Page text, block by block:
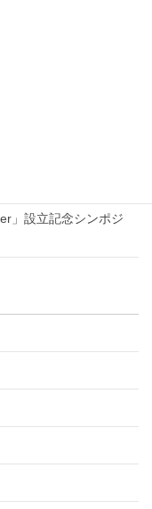
」設立記念シンポジ